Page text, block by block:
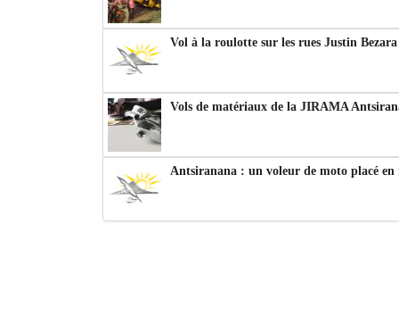
Vol à la roulotte sur les rues Justin
Vols de matériaux de la JIRAMA
Antsiranana : un voleur de moto placé en